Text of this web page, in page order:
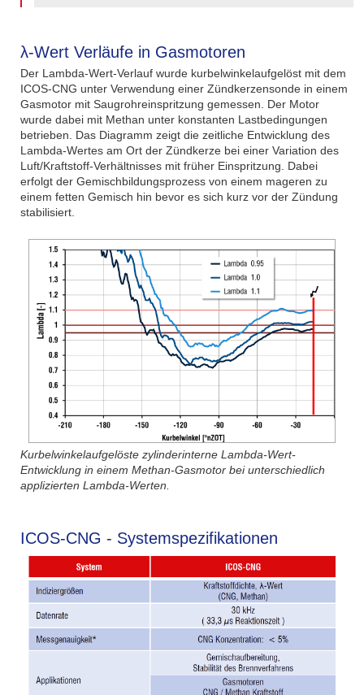
λ-Wert Verläufe in Gasmotoren
Der Lambda-Wert-Verlauf wurde kurbelwinkelaufgelöst mit dem
ICOS-CNG unter Verwendung einer Zündkerzensonde in einem
Gasmotor mit Saugrohreinspritzung gemessen. Der Motor
wurde dabei mit Methan unter konstanten Lastbedingungen
betrieben. Das Diagramm zeigt die zeitliche Entwicklung des
Lambda-Wertes am Ort der Zündkerze bei einer Variation des
Luft/Kraftstoff-Verhältnisses mit früher Einspritzung. Dabei
erfolgt der Gemischbildungsprozess von einem mageren zu
einem fetten Gemisch hin bevor es sich kurz vor der Zündung
stabilisiert.
Kurbelwinkelaufgelöste zylinderinterne Lambda-Wert-
Entwicklung in einem Methan-Gasmotor bei unterschiedlich
applizierten Lambda-Werten.
ICOS-CNG - Systemspezifikationen